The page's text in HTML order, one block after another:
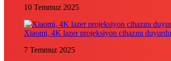
10 Temmuz 2025
Xiaomi, 4K lazer projeksiyon cihazını
7 Temmuz 2025